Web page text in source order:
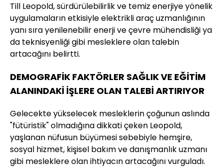
Till Leopold, sürdürülebilirlik ve temiz enerjiye yönelik
uygulamaların etkisiyle elektrikli araç uzmanlığının
yanı sıra yenilenebilir enerji ve çevre mühendisliği ya
da teknisyenliği gibi mesleklere olan talebin
artacağını belirtti.
DEMOGRAFİK FAKTÖRLER SAĞLIK VE EĞİTİM
ALANINDAKİ İŞLERE OLAN TALEBİ ARTIRIYOR
Gelecekte yükselecek mesleklerin çoğunun aslında
"fütüristik" olmadığına dikkati çeken Leopold,
yaşlanan nüfusun büyümesi sebebiyle hemşire,
sosyal hizmet, kişisel bakım ve danışmanlık uzmanı
gibi mesleklere olan ihtiyacın artacağını vurguladı.